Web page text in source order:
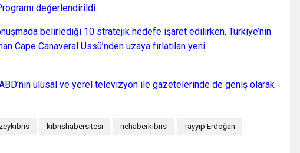
değerlendirildi.
belirlediği 10 stratejik hedefe işaret edilirken, Türkiye’nin
Cape Canaveral Üssü’nden uzaya fırlatılan yeni
ulusal ve yerel televizyon ile gazetelerinde de geniş olarak
kıbrıshabersitesi nehaberkıbrıs Tayyip Erdoğan